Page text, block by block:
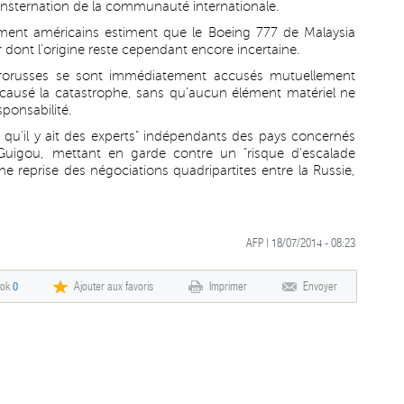
de la communauté internationale.
américains estiment que le Boeing 777 de Malaysia
l'origine reste cependant encore incertaine.
se sont immédiatement accusés mutuellement
la catastrophe, sans qu'aucun élément matériel ne
y ait des experts" indépendants des pays concernés
mettant en garde contre un "risque d'escalade
reprise des négociations quadripartites entre la Russie,
AFP | 18/07/2014 - 08:23
0 Ajouter aux favoris Imprimer Envoyer